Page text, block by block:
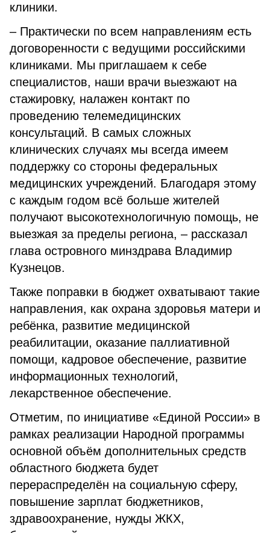
клиники.
– Практически по всем направлениям есть
договоренности с ведущими российскими
клиниками. Мы приглашаем к себе
специалистов, наши врачи выезжают на
стажировку, налажен контакт по
проведению телемедицинских
консультаций. В самых сложных
клинических случаях мы всегда имеем
поддержку со стороны федеральных
медицинских учреждений. Благодаря этому
с каждым годом всё больше жителей
получают высокотехнологичную помощь, не
выезжая за пределы региона, – рассказал
глава островного минздрава Владимир
Кузнецов.
Также поправки в бюджет охватывают такие
направления, как охрана здоровья матери и
ребёнка, развитие медицинской
реабилитации, оказание паллиативной
помощи, кадровое обеспечение, развитие
информационных технологий,
лекарственное обеспечение.
Отметим, по инициативе «Единой России» в
рамках реализации Народной программы
основной объём дополнительных средств
областного бюджета будет
перераспределён на социальную сферу,
повышение зарплат бюджетников,
здравоохранение, нужды ЖКХ,